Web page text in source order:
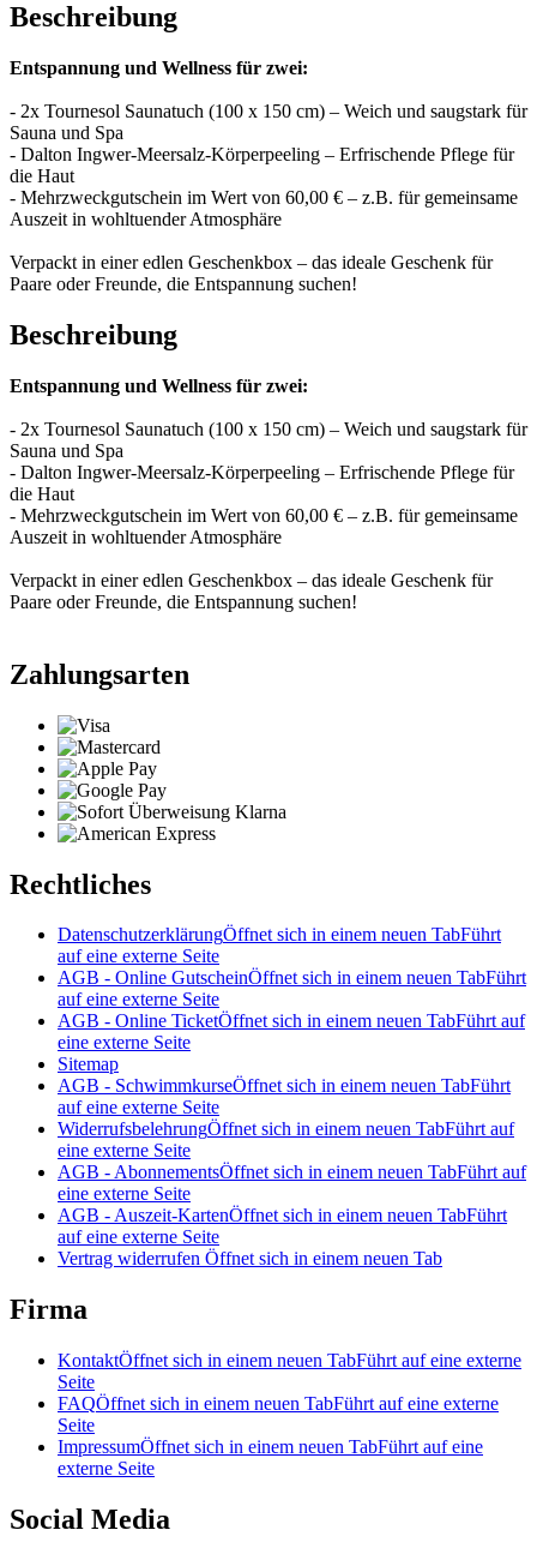
Beschreibung
Entspannung und Wellness für zwei:
- 2x Tournesol Saunatuch (100 x 150 cm) – Weich und saugstark für
Sauna und Spa
- Dalton Ingwer-Meersalz-Körperpeeling – Erfrischende Pflege für
die Haut
- Mehrzweckgutschein im Wert von 60,00 € – z.B. für gemeinsame
Auszeit in wohltuender Atmosphäre
Verpackt in einer edlen Geschenkbox – das ideale Geschenk für
Paare oder Freunde, die Entspannung suchen!
Beschreibung
Entspannung und Wellness für zwei:
- 2x Tournesol Saunatuch (100 x 150 cm) – Weich und saugstark für
Sauna und Spa
- Dalton Ingwer-Meersalz-Körperpeeling – Erfrischende Pflege für
die Haut
- Mehrzweckgutschein im Wert von 60,00 € – z.B. für gemeinsame
Auszeit in wohltuender Atmosphäre
Verpackt in einer edlen Geschenkbox – das ideale Geschenk für
Paare oder Freunde, die Entspannung suchen!
Zahlungsarten
Rechtliches
DatenschutzerklärungÖffnet sich in einem neuen TabFührt
auf eine externe Seite
AGB - Online GutscheinÖffnet sich in einem neuen TabFührt
auf eine externe Seite
AGB - Online TicketÖffnet sich in einem neuen TabFührt auf
eine externe Seite
Sitemap
AGB - SchwimmkurseÖffnet sich in einem neuen TabFührt
auf eine externe Seite
WiderrufsbelehrungÖffnet sich in einem neuen TabFührt auf
eine externe Seite
AGB - AbonnementsÖffnet sich in einem neuen TabFührt auf
eine externe Seite
AGB - Auszeit-KartenÖffnet sich in einem neuen TabFührt
auf eine externe Seite
Vertrag widerrufen Öffnet sich in einem neuen Tab
Firma
KontaktÖffnet sich in einem neuen TabFührt auf eine externe
Seite
FAQÖffnet sich in einem neuen TabFührt auf eine externe
Seite
ImpressumÖffnet sich in einem neuen TabFührt auf eine
externe Seite
Social Media